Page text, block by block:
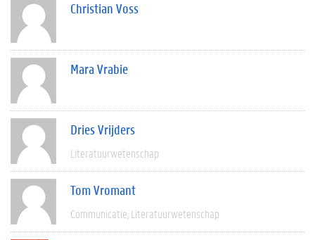
Christian Voss
Mara Vrabie
Dries Vrijders
Literatuurwetenschap
Tom Vromant
Communicatie Literatuurwetenschap